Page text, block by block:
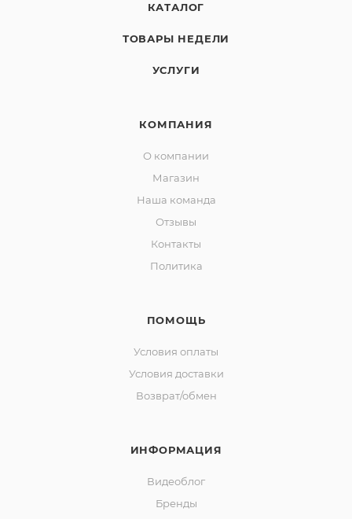
КАТАЛОГ
ТОВАРЫ НЕДЕЛИ
УСЛУГИ
КОМПАНИЯ
О компании
Магазин
Наша команда
Отзывы
Контакты
Политика
ПОМОЩЬ
Условия оплаты
Условия доставки
Возврат/обмен
ИНФОРМАЦИЯ
Видеоблог
Бренды